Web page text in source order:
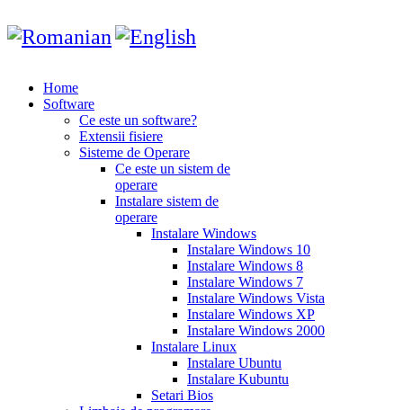
Home
Software
Ce este un software?
Extensii fisiere
Sisteme de Operare
Ce este un sistem de
operare
Instalare sistem de
operare
Instalare Windows
Instalare Windows 10
Instalare Windows 8
Instalare Windows 7
Instalare Windows Vista
Instalare Windows XP
Instalare Windows 2000
Instalare Linux
Instalare Ubuntu
Instalare Kubuntu
Setari Bios